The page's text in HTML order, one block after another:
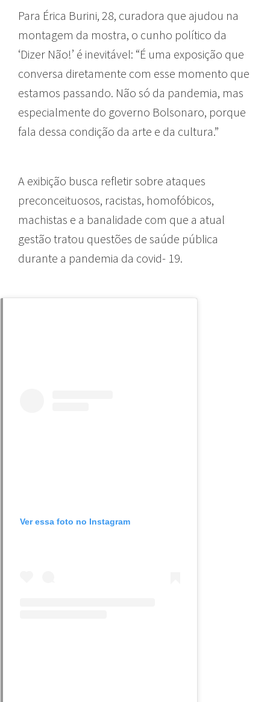
Para Érica Burini, 28, curadora que ajudou na
montagem da mostra, o cunho político da
‘Dizer Não!’ é inevitável: “É uma exposição que
conversa diretamente com esse momento que
estamos passando. Não só da pandemia, mas
especialmente do governo Bolsonaro, porque
fala dessa condição da arte e da cultura.”
A exibição busca refletir sobre ataques
preconceituosos, racistas, homofóbicos,
machistas e a banalidade com que a atual
gestão tratou questões de saúde pública
durante a pandemia da covid- 19.
Ver essa foto no Instagram